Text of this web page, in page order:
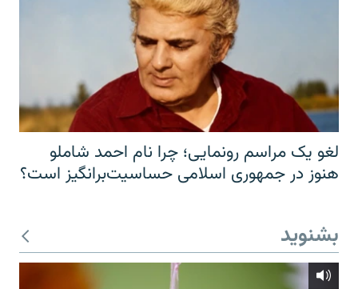
لغو یک مراسم رونمایی؛ چرا نام احمد شاملو
هنوز در جمهوری اسلامی حساسیت‌برانگیز است؟
بشنوید